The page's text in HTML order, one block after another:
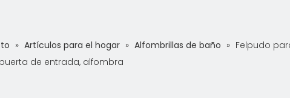
» Artículos para el hogar » Alfombrillas de baño » Felpudo
de entrada, alfombra